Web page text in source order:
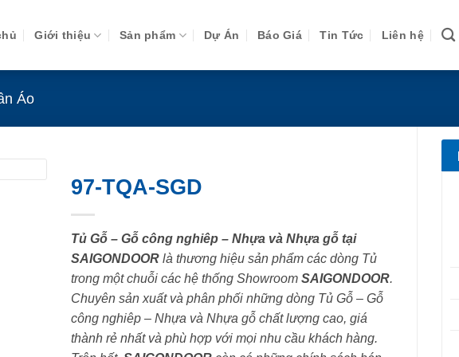
Giới thiệu Sản phẩm Dự Án Báo Giá Tin Tức Liên hệ
Áo
97-TQA-SGD
Tủ Gỗ – Gỗ công nghiêp – Nhựa và Nhựa gỗ tại
SAIGONDOORlà thương hiệu sản phẩm các dòng Tủ
trong một chuỗi các hệ thống Showroom SAIGONDOOR.
Chuyên sản xuất và phân phối những dòng Tủ Gỗ – Gỗ
công nghiêp – Nhựa và Nhựa gỗ chất lượng cao, giá
thành rẻ nhất và phù hợp với mọi nhu cầu khách hàng.